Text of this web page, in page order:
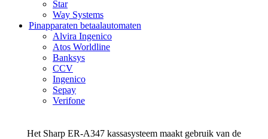
Star
Way Systems
Pinapparaten betaalautomaten
Alvira Ingenico
Atos Worldline
Banksys
CCV
Ingenico
Sepay
Verifone
Het Sharp ER-A347 kassasysteem maakt gebruik van de